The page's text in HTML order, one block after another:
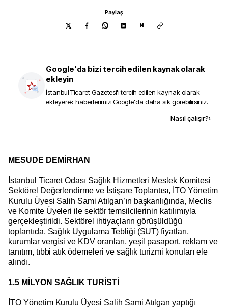
Paylaş
N
Google'da bizi tercih edilen kaynak olarak
ekleyin
İstanbul Ticaret Gazetesi'i tercih edilen kaynak olarak
ekleyerek haberlerimizi Google'da daha sık görebilirsiniz.
Nasıl çalışır?›
MESUDE DEMİRHAN
İstanbul Ticaret Odası Sağlık Hizmetleri Meslek Komitesi
Sektörel Değerlendirme ve İstişare Toplantısı, İTO Yönetim
Kurulu Üyesi Salih Sami Atılgan’ın başkanlığında, Meclis
ve Komite Üyeleri ile sektör temsilcilerinin katılımıyla
gerçekleştirildi. Sektörel ihtiyaçların görüşüldüğü
toplantıda, Sağlık Uygulama Tebliği (SUT) fiyatları,
kurumlar vergisi ve KDV oranları, yeşil pasaport, reklam ve
tanıtım, tıbbi atık ödemeleri ve sağlık turizmi konuları ele
alındı.
1.5 MİLYON SAĞLIK TURİSTİ
İTO Yönetim Kurulu Üyesi Salih Sami Atılgan yaptığı